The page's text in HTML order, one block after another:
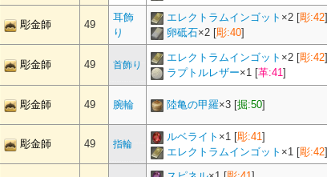
彫金師 49
耳飾
り
エレクトラムインゴット ×2 [彫:42]
卵砥石×2 [彫:40]
彫金師 49 首飾り
エレクトラムインゴット ×2 [彫:42]
ラプトルレザー×1 [革:41]
彫金師 49 腕輪 陸亀の甲羅×3 [掘:50]
彫金師 49 指輪
ルベライト ×1 [彫:41]
エレクトラムインゴット ×1 [彫:42]